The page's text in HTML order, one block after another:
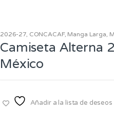
2026-27, CONCACAF, Manga Larga,
Camiseta Alterna
México
Añadir a la lista de deseos